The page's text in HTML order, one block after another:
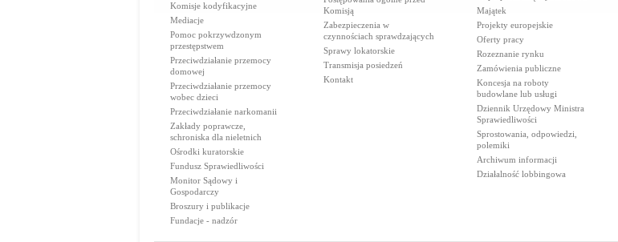
Komisje kodyfikacyjne
Mediacje
Pomoc pokrzywdzonym
przestępstwem
Przeciwdziałanie przemocy
domowej
Przeciwdziałanie przemocy
wobec dzieci
Przeciwdziałanie narkomanii
Zakłady poprawcze,
schroniska dla nieletnich
Ośrodki kuratorskie
Fundusz Sprawiedliwości
Monitor Sądowy i
Gospodarczy
Broszury i publikacje
Fundacje - nadzór
Komisją
Zabezpieczenia w
czynnościach sprawdzających
Sprawy lokatorskie
Transmisja posiedzeń
Kontakt
Majątek
Projekty europejskie
Oferty pracy
Rozeznanie rynku
Zamówienia publiczne
Koncesja na roboty
budowlane lub usługi
Dziennik Urzędowy Ministra
Sprawiedliwości
Sprostowania, odpowiedzi,
polemiki
Archiwum informacji
Działalność lobbingowa